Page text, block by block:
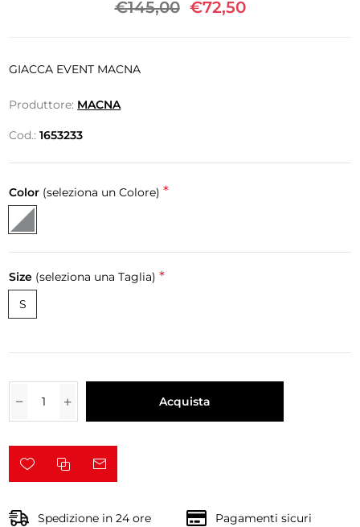
€145,00 €72,50
GIACCA EVENT MACNA
Produttore: MACNA
Cod.: 1653233
Color (seleziona un Colore) *
Size (seleziona una Taglia) *
S
Acquista
Spedizione in 24 ore
Pagamenti sicuri